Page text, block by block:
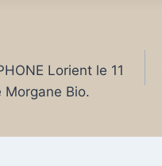
Lorient le 11
Bio.